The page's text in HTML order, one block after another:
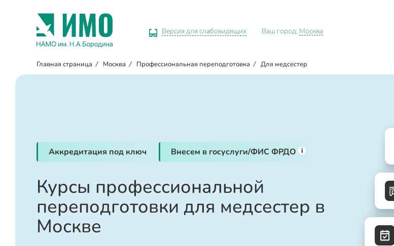
Версия для слабовидящих Ваш город: Москва
Главная страница / Москва / Профессиональная переподготовка / Для медсестер
Аккредитация под ключ Внесем в госуслуги/ФИС ФРДО i
Курсы профессиональной
переподготовки для медсестер в
Москве